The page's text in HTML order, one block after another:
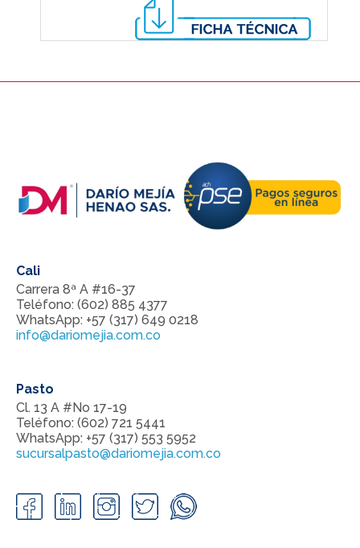
Cali
Carrera 8ª A #16-37
Teléfono: (602) 885 4377
WhatsApp: +57 (317) 649 0218
info@dariomejia.com.co
Pasto
Cl. 13 A #No 17-19
Teléfono: (602) 721 5441
WhatsApp: +57 (317) 553 5952
sucursalpasto@dariomejia.com.co